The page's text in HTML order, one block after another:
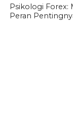
Psikologi
Peran